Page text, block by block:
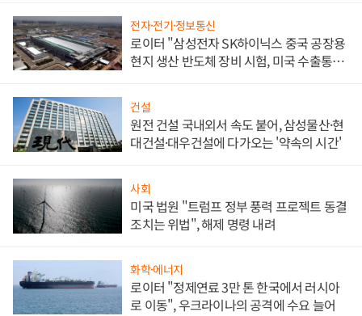
전자·전기·정보통신
로이터 "삼성전자 SK하이닉스 중국 공장용
현지 생산 반도체 장비 시험, 미국 수출통제
건설
원전 건설 국내외서 속도 붙어, 삼성물산·현
대건설·대우건설에 다가오는 '약속의 시간'
사회
미국 법원 "트럼프 정부 풍력 프로젝트 동결
조치는 위법", 해제 명령 내려
화학·에너지
로이터 "정제연료 3만 톤 한국에서 러시아
로 이동", 우크라이나의 공격에 수요 늘어